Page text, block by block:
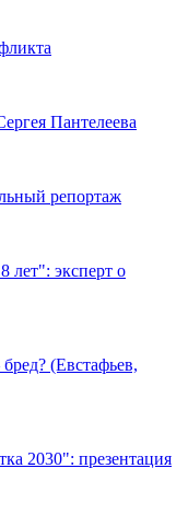
Пантелеева
репортаж
лет": эксперт о
(Евстафьев,
2030": презентация